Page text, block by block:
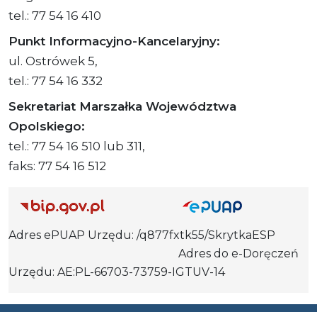
tel.: 77 54 16 410
Punkt Informacyjno-Kancelaryjny:
ul. Ostrówek 5,
tel.: 77 54 16 332
Sekretariat Marszałka Województwa
Opolskiego:
tel.: 77 54 16 510 lub 311,
faks: 77 54 16 512
Adres ePUAP Urzędu: /q877fxtk55/SkrytkaESP
Adres do e-Doręczeń
Urzędu: AE:PL-66703-73759-IGTUV-14